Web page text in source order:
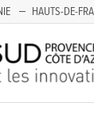
HAUTS-DE-